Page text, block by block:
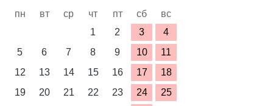
пн вт ср чт пт сб
вс
1
2 3
4
5
6 7 8 9 10
11
12
13 14 15 16 17
18
19
20 21 22 23 24
25